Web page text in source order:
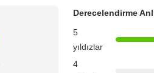
Derecelendirme
5
yıldızlar
4